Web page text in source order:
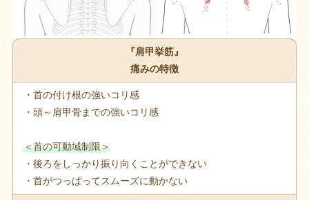
『肩甲挙筋』
痛みの特徴
・首の付け根の強いコリ感
・頭～肩甲骨までの強いコリ感
＜首の可動域制限＞
・後ろをしっかり振り向くことができない
・首がつっぱってスムーズに動かない